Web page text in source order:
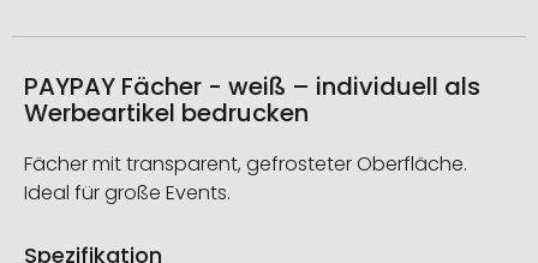
PAYPAY Fächer - weiß – individuell als
Werbeartikel bedrucken
Fächer mit transparent, gefrosteter Oberfläche.
Ideal für große Events.
Spezifikation